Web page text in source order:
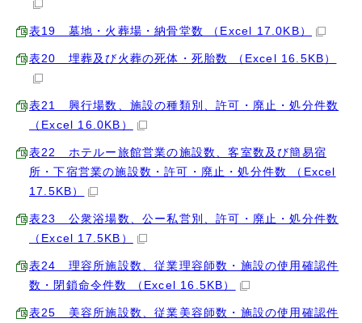
表19 墓地・火葬場・納骨堂数 （Excel 17.0KB）
表20 埋葬及び火葬の死体・死胎数 （Excel 16.5KB）
表21 興行場数、施設の種類別、許可・廃止・処分件数
（Excel 16.0KB）
表22 ホテルー旅館営業の施設数、客室数及び簡易宿
所・下宿営業の施設数・許可・廃止・処分件数 （Excel
17.5KB）
表23 公衆浴場数、公ー私営別、許可・廃止・処分件数
（Excel 17.5KB）
表24 理容所施設数、従業理容師数・施設の使用確認件
数・閉鎖命令件数 （Excel 16.5KB）
表25 美容所施設数、従業美容師数・施設の使用確認件